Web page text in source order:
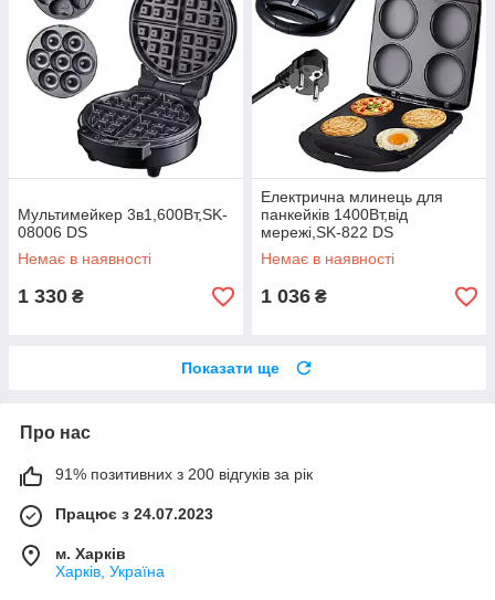
Мультимейкер 3в1,600Вт,SK-
08006 DS
Немає в наявності
1 330 ₴
Електрична млинець для
панкейків 1400Вт,від
мережі,SK-822 DS
Немає в наявності
1 036 ₴
Показати ще
Про нас
91% позитивних з 200 відгуків за рік
Працює з 24.07.2023
м. Харків
Харків, Україна